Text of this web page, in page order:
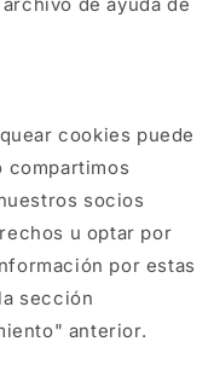
cookies puede
compartimos
socios
u optar por
por estas
sección
anterior.